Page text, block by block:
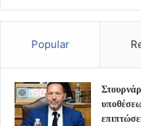
Popular